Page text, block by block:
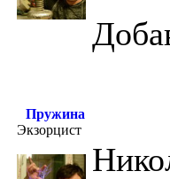
Пружина
Экзорцист